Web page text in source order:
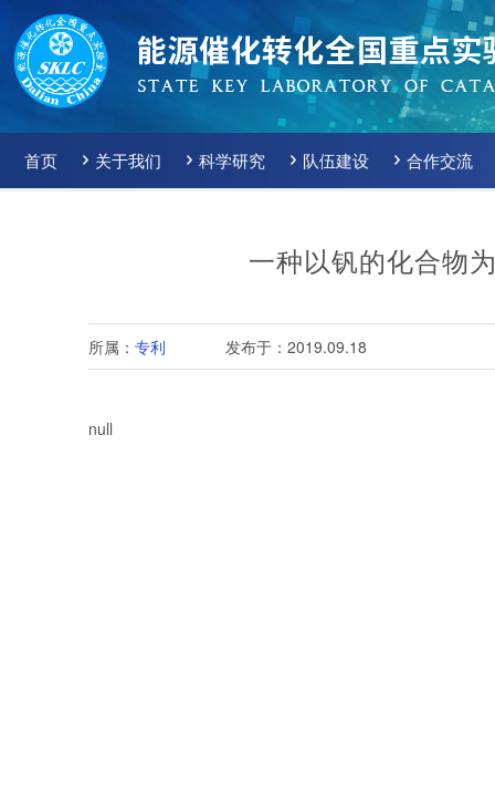
首页 关于我们 科学研究 队伍建设 合作交流
一种以钒的化合物
所属： 专利 发布于：2019.09.18
null